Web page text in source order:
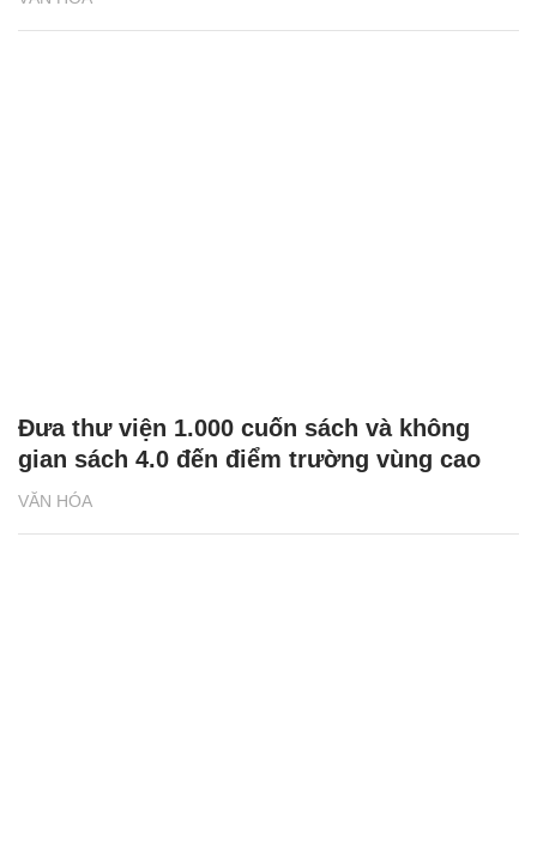
VĂN HÓA
Đưa thư viện 1.000 cuốn sách và không
gian sách 4.0 đến điểm trường vùng cao